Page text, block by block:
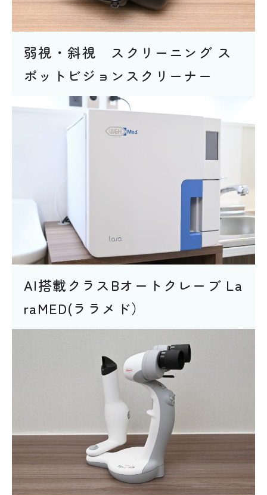
弱視・斜視 スクリーニング ス
ポットビジョンスクリーナー
AI搭載クラスBオートクレーブ La
raMED(ララメド）